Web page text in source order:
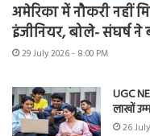
अमेरिका में नौकरी नहीं
इंजीनियर, बोले- संघर्ष
29 July 2026 - 8:00 PM
UGC
लाखों
26